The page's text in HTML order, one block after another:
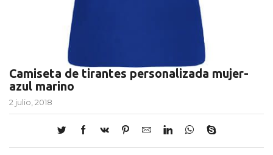
Camiseta de tirantes personalizada mujer-
azul marino
2 julio, 2018